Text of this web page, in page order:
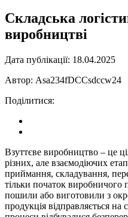
Складська
виробництві
Дата публікації: 18.04.2025
Автор: Asa234fDCCsdccw24
Поділитися:
Взуттєве виробництво – це
різних, але взаємодіючих
приймання, складування,
тільки початок виробничого
пошили або виготовили з
продукція відправляється